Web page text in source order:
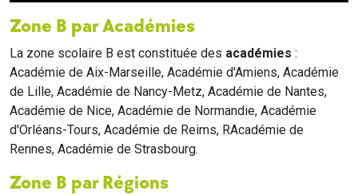
Zone B par Académies
La zone scolaire B est constituée des académies :
Académie de Aix-Marseille, Académie d'Amiens, Académie
de Lille, Académie de Nancy-Metz, Académie de Nantes,
Académie de Nice, Académie de Normandie, Académie
d'Orléans-Tours, Académie de Reims, RAcadémie de
Rennes, Académie de Strasbourg.
Zone B par Régions